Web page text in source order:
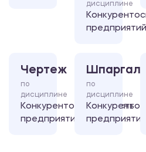
дисциплине
предприятий
Чертеж
по
дисциплине
Конкурентоспособность
предприятий
по
дисциплине
предприятий